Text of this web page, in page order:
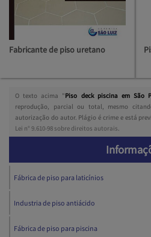
Fabricante de piso uretano
O texto acima "Piso deck piscina em São
reprodução, parcial ou total, mesmo
autorização do autor. Plágio é crime e está
Lei n° 9.610-98 sobre direitos autorais.
Fábrica de piso para laticínios
Industria de piso antiácido
Fábrica de piso para piscina